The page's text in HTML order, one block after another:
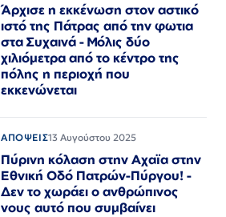
Άρχισε η εκκένωση στον αστικό
ιστό της Πάτρας από την φωτια
στα Συχαινά - Μόλις δύο
χιλιόμετρα από το κέντρο της
πόλης η περιοχή που
εκκενώνεται
ΑΠΟΨΕΙΣ13 Αυγούστου 2025
Πύρινη κόλαση στην Αχαϊα στην
Εθνική Οδό Πατρών-Πύργου! -
Δεν το χωράει ο ανθρώπινος
νους αυτό που συμβαίνει